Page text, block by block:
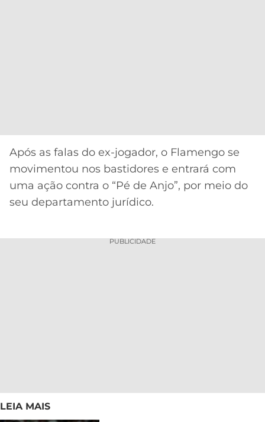
Após as falas do ex-jogador, o Flamengo se
movimentou nos bastidores e entrará com
uma ação contra o “Pé de Anjo”, por meio do
seu departamento jurídico.
PUBLICIDADE
LEIA MAIS